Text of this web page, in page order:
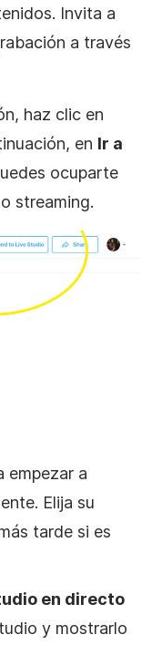
Invita a
a través
haz clic en
en Ir a
ocuparte
streaming.
empezar a
Elija su
tarde si es
en directo
y mostrarlo